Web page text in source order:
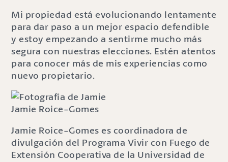
Mi propiedad está evolucionando lentamente
para dar paso a un mejor espacio defendible
y estoy empezando a sentirme mucho más
segura con nuestras elecciones. Estén atentos
para conocer más de mis experiencias como
nuevo propietario.
Jamie Roice-Gomes
Jamie Roice-Gomes es coordinadora de
divulgación del Programa Vivir con Fuego de
Extensión Cooperativa de la Universidad de